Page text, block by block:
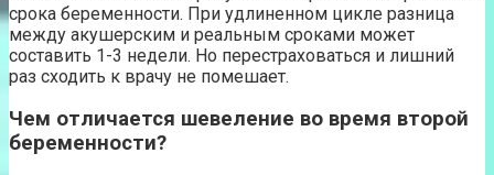
срока беременности. При удлиненном цикле разница
между акушерским и реальным сроками может
составить 1-3 недели. Но перестраховаться и лишний
раз сходить к врачу не помешает.
Чем отличается шевеление во время второй
беременности?